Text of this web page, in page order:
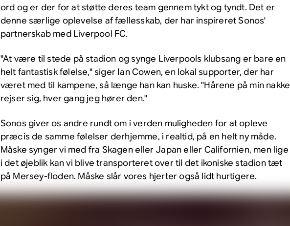
ord og er der for at støtte deres team gennem tykt og tyndt. Det er
denne særlige oplevelse af fællesskab, der har inspireret Sonos'
partnerskab med Liverpool FC.
"At være til stede på stadion og synge Liverpools klubsang er bare en
helt fantastisk følelse," siger Ian Cowen, en lokal supporter, der har
været med til kampene, så længe han kan huske. "Hårene på min nakke
rejser sig, hver gang jeg hører den."
Sonos giver os andre rundt om i verden muligheden for at opleve
præcis de samme følelser derhjemme, i realtid, på en helt ny måde.
Måske synger vi med fra Skagen eller Japan eller Californien, men lige
i det øjeblik kan vi blive transporteret over til det ikoniske stadion tæt
på Mersey-floden. Måske slår vores hjerter også lidt hurtigere.